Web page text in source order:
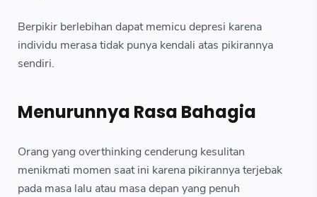
Berpikir berlebihan dapat memicu depresi karena
individu merasa tidak punya kendali atas pikirannya
sendiri.
Menurunnya Rasa Bahagia
Orang yang overthinking cenderung kesulitan
menikmati momen saat ini karena pikirannya terjebak
pada masa lalu atau masa depan yang penuh